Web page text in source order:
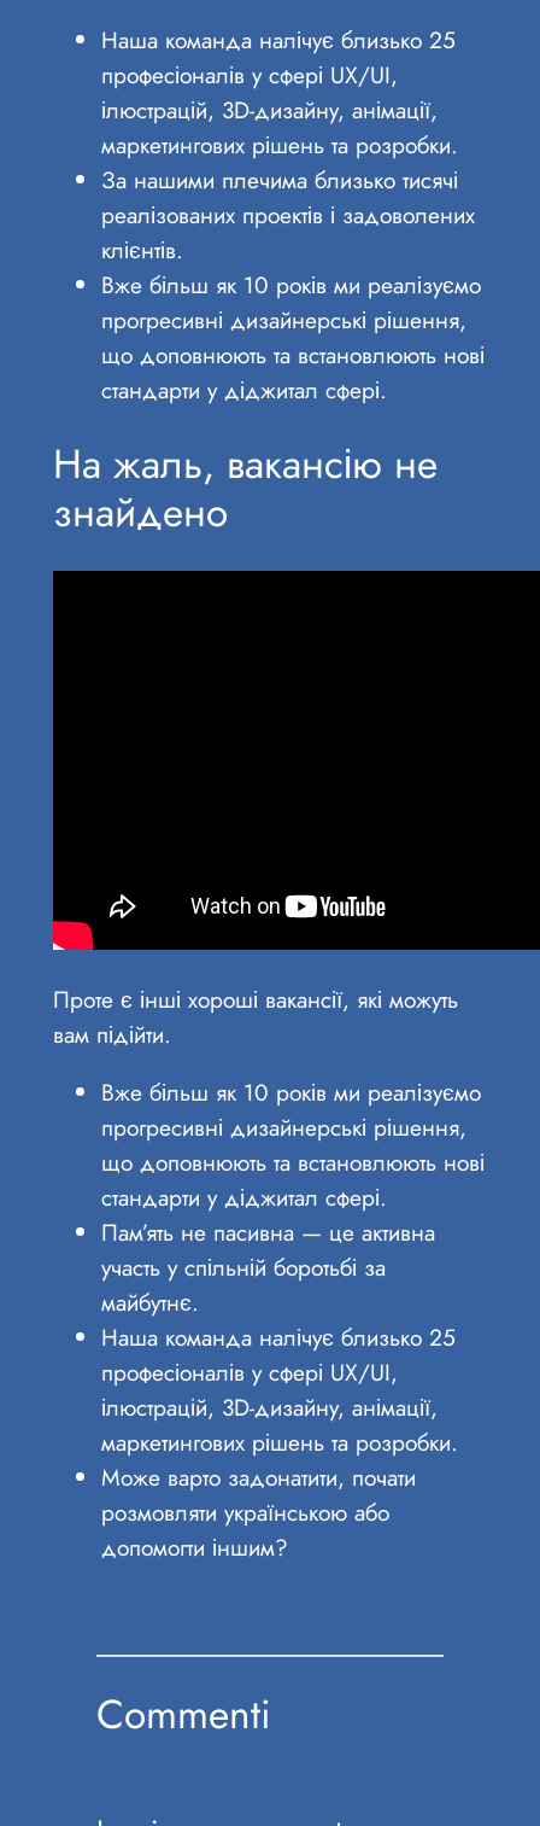
Наша команда налічує близько 25
професіоналів у сфері UX/UI,
ілюстрацій, 3D-дизайну, анімації,
маркетингових рішень та розробки.
За нашими плечима близько тисячі
реалізованих проектів і задоволених
клієнтів.
Вже більш як 10 років ми реалізуємо
прогресивні дизайнерські рішення,
що доповнюють та встановлюють нові
стандарти у діджитал сфері.
На жаль, вакансію не
знайдено
Проте є інші хороші вакансії, які можуть
вам підійти.
Вже більш як 10 років ми реалізуємо
прогресивні дизайнерські рішення,
що доповнюють та встановлюють нові
стандарти у діджитал сфері.
Пам’ять не пасивна — це активна
участь у спільній боротьбі за
майбутнє.
Наша команда налічує близько 25
професіоналів у сфері UX/UI,
ілюстрацій, 3D-дизайну, анімації,
маркетингових рішень та розробки.
Може варто задонатити, почати
розмовляти українською або
допомогти іншим?
Commenti